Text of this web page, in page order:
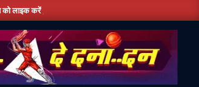
सबस्क्राइब जरूर करें,दिन भर की तमाम छोटी बड़ी खबरों के लिए